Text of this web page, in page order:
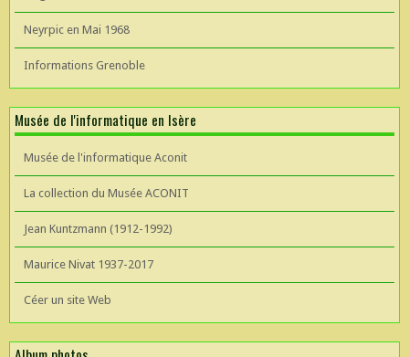
Neyrpic en Mai 1968
Informations Grenoble
Musée de l'informatique en Isère
Musée de l'informatique Aconit
La collection du Musée ACONIT
Jean Kuntzmann (1912-1992)
Maurice Nivat 1937-2017
Céer un site Web